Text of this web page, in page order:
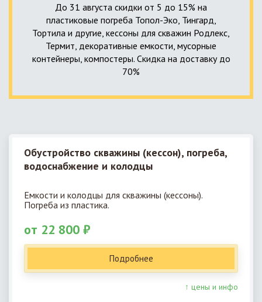
До 31 августа скидки от 5 до 15% на
пластиковые погреба Топол-Эко, Тингард,
Тортила и другие, кессоны для скважин Родлекс,
Термит, декоративные емкости, мусорные
контейнеры, компостеры. Скидка на доставку до
70%
Обустройство скважины (кессон), погреба,
водоснабжение и колодцы
Емкости и колодцы для скважины (кессоны).
Погреба из пластика.
от 22 800 ₽
Подробнее
↑ цены и инфо